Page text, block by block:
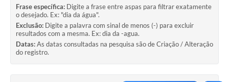
Comunicação
Contato
Ouvidoria
Frase específica: Digite a frase entre aspas para filtrar exatamente
o desejado. Ex: "dia da água".
Exclusão: Digite a palavra com sinal de menos (-) para excluir
resultados com a mesma. Ex: dia da -agua.
Datas:As datas consultadas na pesquisa são de Criação / Alteração
do registro.